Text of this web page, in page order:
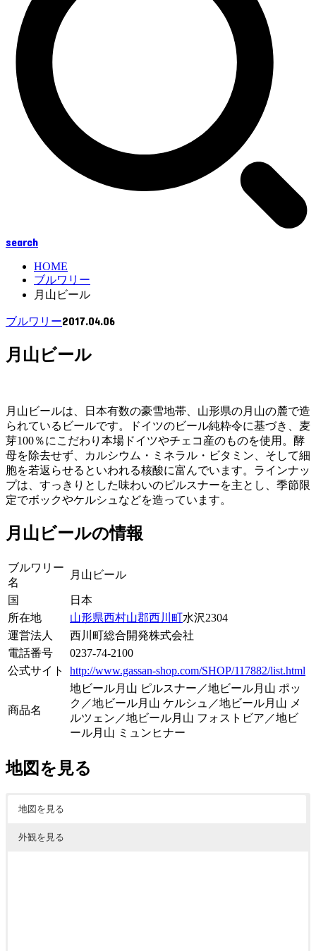
search
HOME
ブルワリー
月山ビール
ブルワリー2017.04.06
月山ビール
月山ビールは、日本有数の豪雪地帯、山形県の月山の麓で造
られているビールです。ドイツのビール純粋令に基づき、麦
芽100％にこだわり本場ドイツやチェコ産のものを使用。酵
母を除去せず、カルシウム・ミネラル・ビタミン、そして細
胞を若返らせるといわれる核酸に富んでいます。ラインナッ
プは、すっきりとした味わいのピルスナーを主とし、季節限
定でボックやケルシュなどを造っています。
月山ビールの情報
ブルワリー
名
月山ビール
国
日本
所在地
山形県西村山郡西川町水沢2304
運営法人
西川町総合開発株式会社
電話番号
0237-74-2100
公式サイト
http://www.gassan-shop.com/SHOP/117882/list.html
商品名
地ビール月山 ピルスナー／地ビール月山 ポッ
ク／地ビール月山 ケルシュ／地ビール月山 メ
ルツェン／地ビール月山 フォストビア／地ビ
ール月山 ミュンヒナー
地図を見る
地図を見る
外観を見る